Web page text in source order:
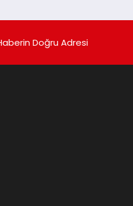
Doğru Adresi